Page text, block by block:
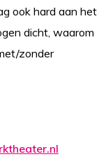
ook hard aan het
dicht, waarom
zonder